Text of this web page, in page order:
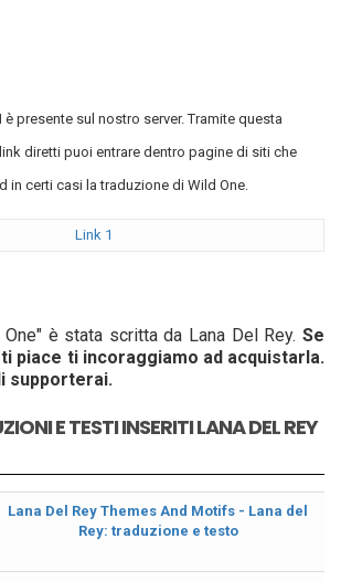
è presente sul nostro server. Tramite questa
diretti puoi entrare dentro pagine di siti che
in certi casi la traduzione di Wild One.
Link 1
è stata scritta da Lana Del Rey. Se
piace ti incoraggiamo ad acquistarla.
supporterai.
E TESTI INSERITI LANA DEL REY
Lana Del Rey Themes And Motifs - Lana del
Rey: traduzione e testo